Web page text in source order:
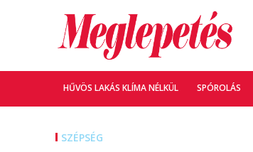
HŰVÖS LAKÁS KLÍMA NÉLKÜL SPÓROLÁS
SZÉPSÉG